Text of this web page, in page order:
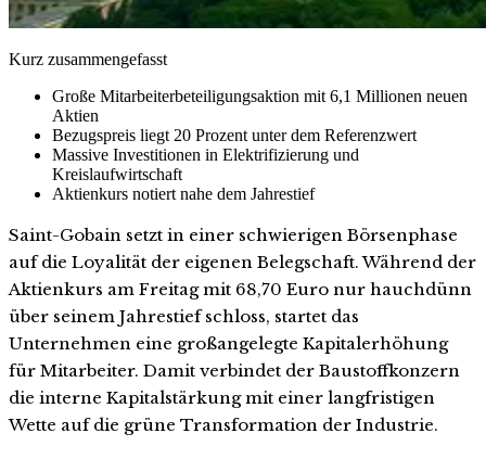
Kurz zusammengefasst
Große Mitarbeiterbeteiligungsaktion mit 6,1 Millionen neuen
Aktien
Bezugspreis liegt 20 Prozent unter dem Referenzwert
Massive Investitionen in Elektrifizierung und
Kreislaufwirtschaft
Aktienkurs notiert nahe dem Jahrestief
Saint-Gobain setzt in einer schwierigen Börsenphase
auf die Loyalität der eigenen Belegschaft. Während der
Aktienkurs am Freitag mit 68,70 Euro nur hauchdünn
über seinem Jahrestief schloss, startet das
Unternehmen eine großangelegte Kapitalerhöhung
für Mitarbeiter. Damit verbindet der Baustoffkonzern
die interne Kapitalstärkung mit einer langfristigen
Wette auf die grüne Transformation der Industrie.